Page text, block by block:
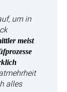
um in
meist
alles